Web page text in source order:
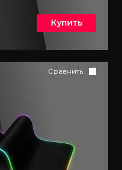
Купить
Сравнить